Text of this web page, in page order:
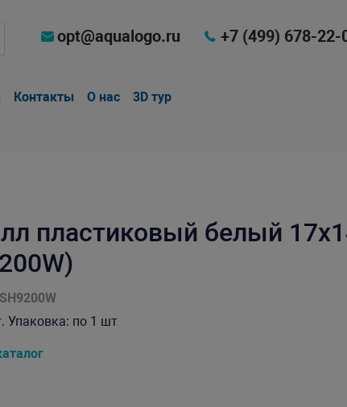
opt@aqualogo.ru +7 (499) 678-22-
Контакты О нас 3D тур
пластиковый белый
Упаковка: по 1 шт